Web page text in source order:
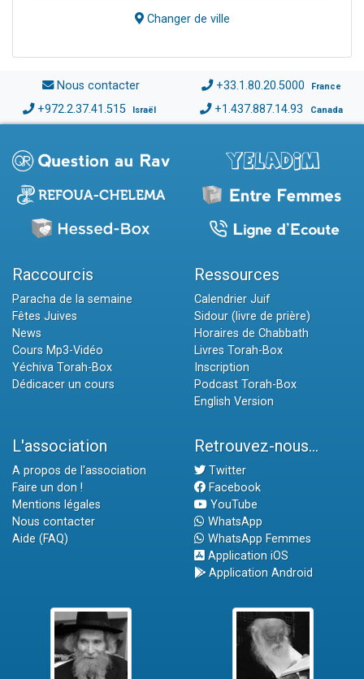
Changer de ville
Nous contacter +33.1.80.20.5000 France
+972.2.37.41.515 Israël +1.437.887.14.93 Canada
Raccourcis
Paracha de la semaine
Fêtes Juives
News
Cours Mp3-Vidéo
Yéchiva Torah-Box
Dédicacer un cours
Ressources
Calendrier Juif
Sidour (livre de prière)
Horaires de Chabbath
Livres Torah-Box
Inscription
Podcast Torah-Box
English Version
L'association
A propos de l'association
Faire un don !
Mentions légales
Nous contacter
Aide (FAQ)
Retrouvez-nous...
Twitter
Facebook
YouTube
WhatsApp
WhatsApp Femmes
Application iOS
Application Android